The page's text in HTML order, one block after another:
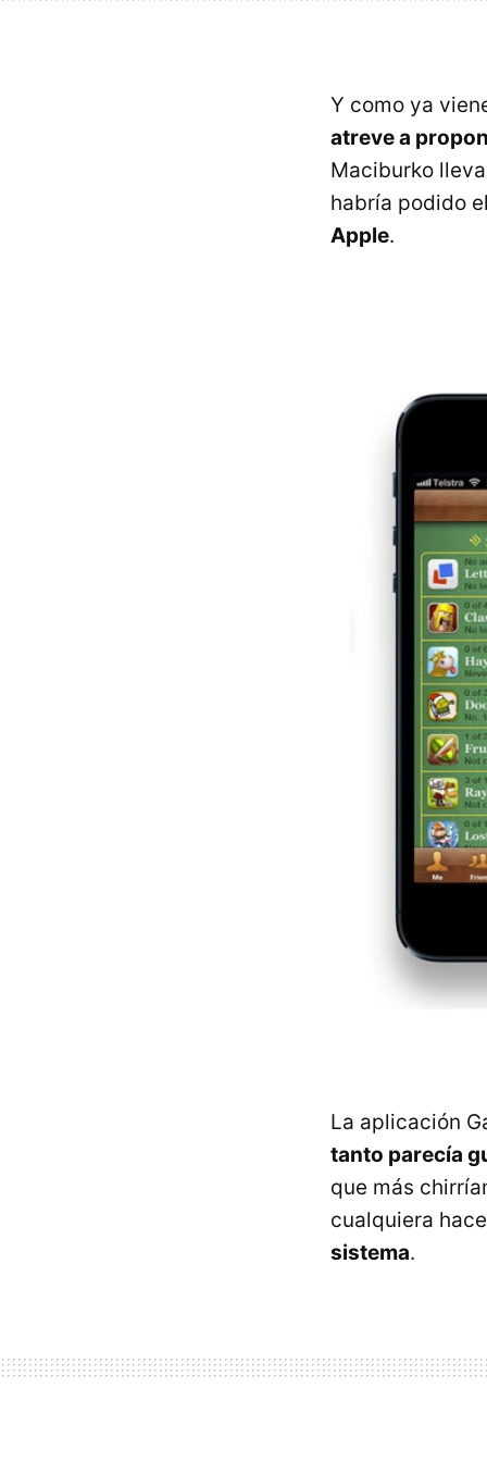
Y como ya
atreve a
Maciburko
habría podido
Apple.
La aplicación
tanto parecía
que más
cualquiera
sistema.